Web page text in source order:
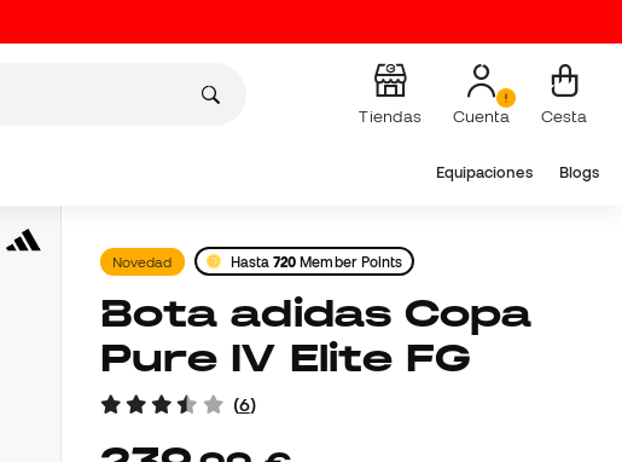
Tiendas Cuenta Cesta
Equipaciones Blogs
Novedad Hasta720 Member Points
Bota adidas Copa
Pure IV Elite FG
(6)